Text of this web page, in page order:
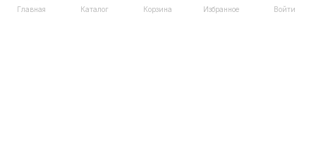
Главная Каталог Корзина Избранное Войти